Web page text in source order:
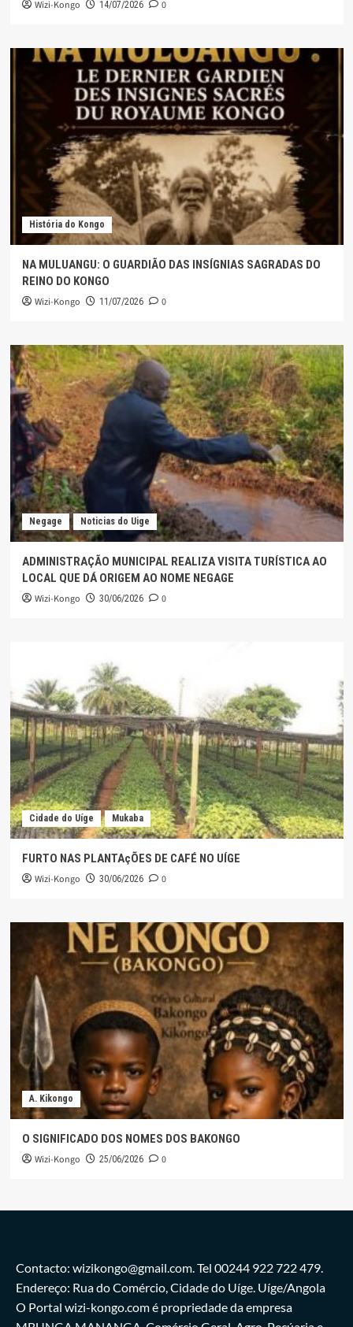
Wizi-Kongo 14/07/2026 0
História do Kongo
NA MULUANGU: O GUARDIÃO DAS INSÍGNIAS SAGRADAS DO
REINO DO KONGO
Wizi-Kongo 11/07/2026 0
Negage Noticias do Uige
ADMINISTRAÇÃO MUNICIPAL REALIZA VISITA TURÍSTICA AO
LOCAL QUE DÁ ORIGEM AO NOME NEGAGE
Wizi-Kongo 30/06/2026 0
Cidade do Uíge Mukaba
FURTO NAS PLANTAçÕES DE CAFÉ NO UÍGE
Wizi-Kongo 30/06/2026 0
A. Kikongo
O SIGNIFICADO DOS NOMES DOS BAKONGO
Wizi-Kongo 25/06/2026 0
Contacto: wizikongo@gmail.com. Tel 00244 922 722 479.
Endereço: Rua do Comércio, Cidade do Uíge. Uíge/Angola
O Portal wizi-kongo.com é propriedade da empresa